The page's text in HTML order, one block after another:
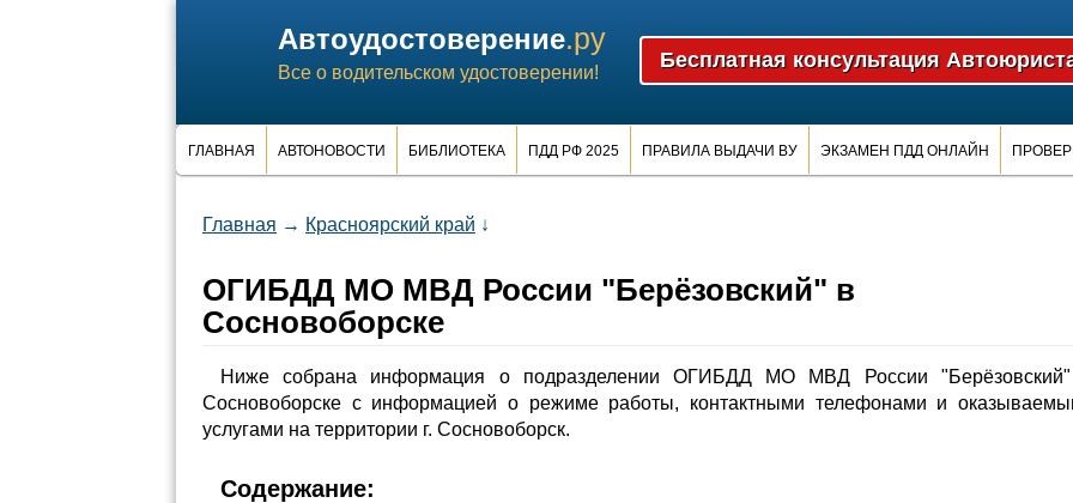
Автоудостоверение.ру
Все о водительском удостоверении!
ГЛАВНАЯ АВТОНОВОСТИ БИБЛИОТЕКА ПДД РФ 2025 ПРАВИЛА ВЫДАЧИ ВУ ЭКЗАМЕН ПДД ОНЛАЙН
Главная → Красноярский край ↓
ОГИБДД МО МВД России "Берёзовский" в
Сосновоборске
Ниже собрана информация о подразделении ОГИБДД МО МВД России
Сосновоборске с информацией о режиме работы, контактными телефонами и
услугами на территории г. Сосновоборск.
Содержание: